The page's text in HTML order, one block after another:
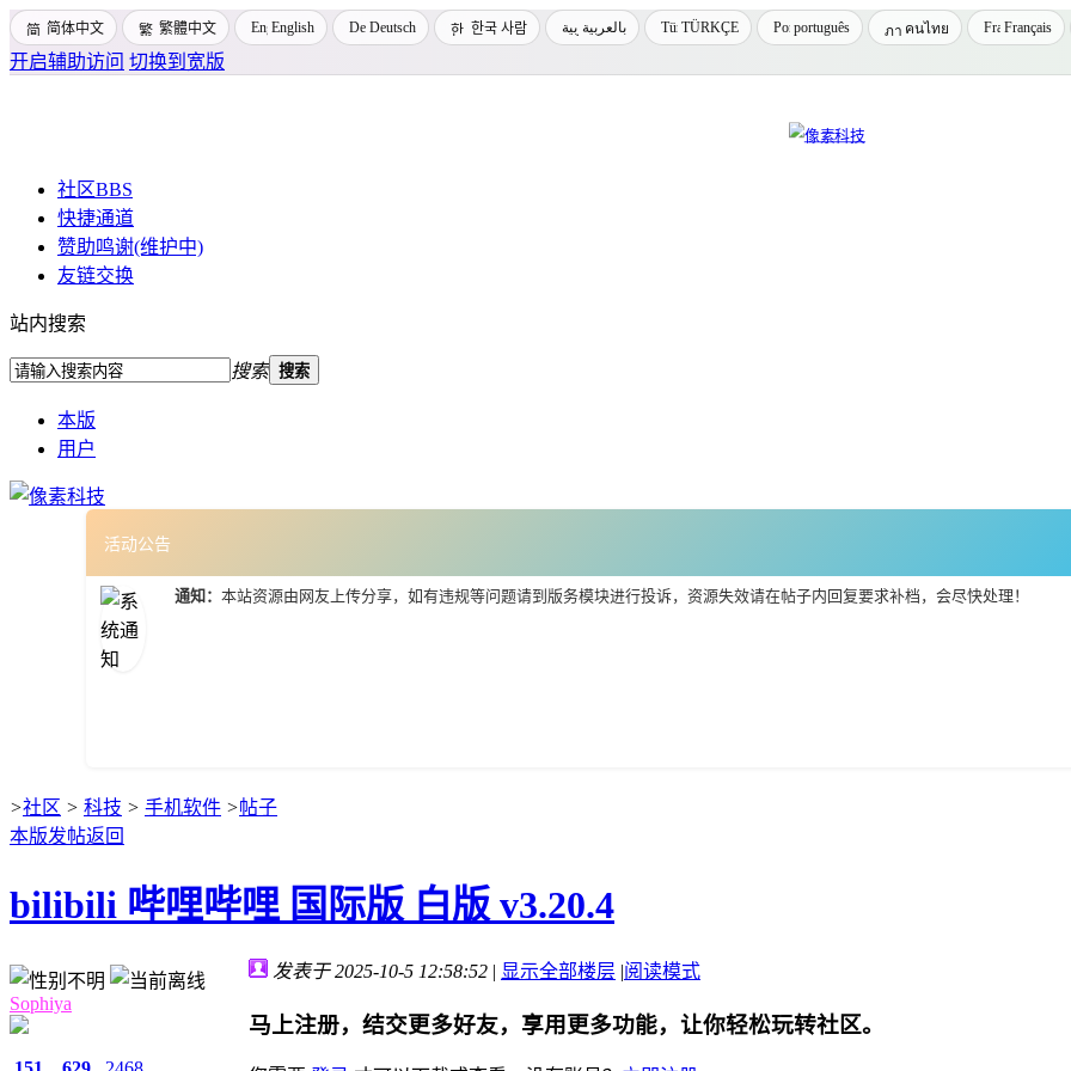
简体中文 繁體中文 English Deutsch 한국 사람 بالعربية TÜRKÇE português คนไทย Français
开启辅助访问 切换到宽版
社区BBS
快捷通道
赞助鸣谢(维护中)
友链交换
站内搜索
搜索 搜索
本版
用户
活动公告
通知： 本站资源由网友上传分享，如有违规等问题请到版务模块进行投诉，资源失效请在帖子内回复要求补档，会尽快处理！
>社区 > 科技 > 手机软件 >帖子
本版发帖返回
bilibili 哔哩哔哩 国际版 白版 v3.20.4
Sophiya
发表于 2025-10-5 12:58:52 | 显示全部楼层 |阅读模式
马上注册，结交更多好友，享用更多功能，让你轻松玩转社区。